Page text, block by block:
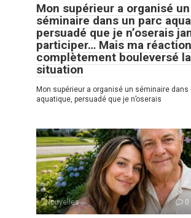
Mon supérieur a organisé un
séminaire dans un parc
persuadé que je n’oserais
participer… Mais ma
complètement bouleversé la
situation
Mon supérieur a organisé un séminaire dans
aquatique, persuadé que je n’oserais
Nouvelles 0